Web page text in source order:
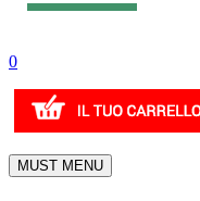
0
MUST MENU